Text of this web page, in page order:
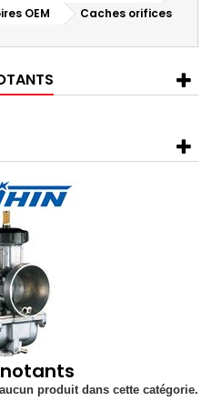
OEM
Caches orifices
aucun produit dans cette catégorie.